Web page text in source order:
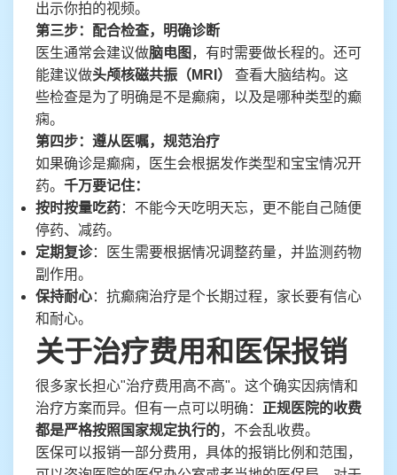
出示你拍的视频。
第三步：配合检查，明确诊断
医生通常会建议做脑电图 ，有时需要做长程的。还可
能建议做头颅核磁共振（MRI）
查看大脑结构。这
些检查是为了明确是不是癫痫，以及是哪种类型的癫
痫。
第四步：遵从医嘱，规范治疗
如果确诊是癫痫，医生会根据发作类型和宝宝情况开
药。 千万要记住：
按时按量吃药：不能今天吃明天忘，更不能自己随便
停药、减药。
定期复诊：医生需要根据情况调整药量，并监测药物
副作用。
保持耐心：抗癫痫治疗是个长期过程，家长要有信心
和耐心。
关于治疗费用和医保报销
很多家长担心"治疗费用高不高"。这个确实因病情和
治疗方案而异。但有一点可以明确： 正规医院的收费
都是严格按照国家规定执行的，不会乱收费。
医保可以报销一部分费用，具体的报销比例和范围，